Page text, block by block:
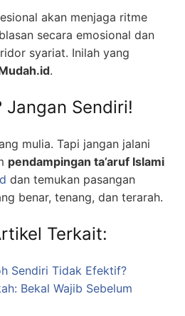
akan menjaga ritme
secara emosional dan
syariat. Inilah yang
.
Jangan Sendiri!
mulia. Tapi jangan jalani
pendampingan ta’aruf Islami
dan temukan pasangan
benar, tenang, dan terarah.
Terkait:
Sendiri Tidak Efektif?
Bekal Wajib Sebelum